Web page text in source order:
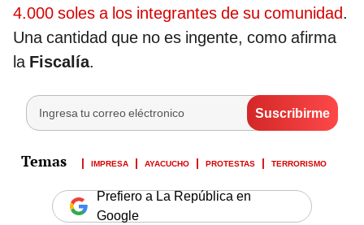
4.000 soles a los integrantes de su comunidad.
Una cantidad que no es ingente, como afirma
la Fiscalía.
IMPRESA AYACUCHO PROTESTAS TERRORISMO
Prefiero a La República en
Google